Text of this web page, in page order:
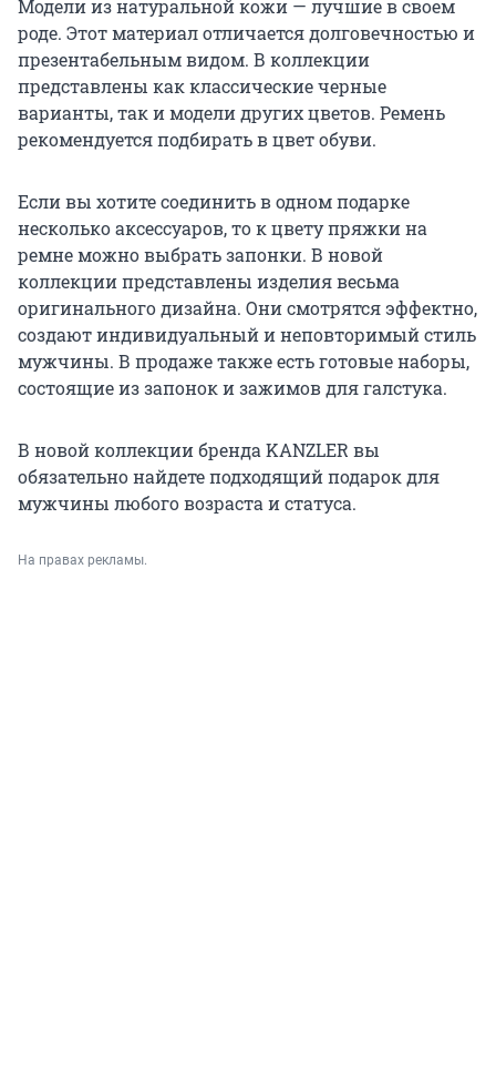
Модели из натуральной кожи — лучшие в своем
роде. Этот материал отличается долговечностью и
презентабельным видом. В коллекции
представлены как классические черные
варианты, так и модели других цветов. Ремень
рекомендуется подбирать в цвет обуви.
Если вы хотите соединить в одном подарке
несколько аксессуаров, то к цвету пряжки на
ремне можно выбрать запонки. В новой
коллекции представлены изделия весьма
оригинального дизайна. Они смотрятся эффектно,
создают индивидуальный и неповторимый стиль
мужчины. В продаже также есть готовые наборы,
состоящие из запонок и зажимов для галстука.
В новой коллекции бренда KANZLER вы
обязательно найдете подходящий подарок для
мужчины любого возраста и статуса.
На правах рекламы.